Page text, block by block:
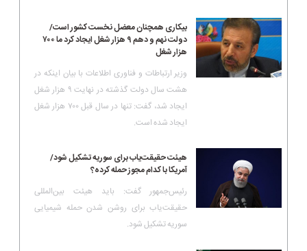
بیکاری همچنان معضل نخست کشور است/
دولت نهم و دهم ۹ هزار شغل ایجاد کرد ما ۷۰۰
هزار شغل
وزیر ارتباطات و فناوری اطلاعات با بیان اینکه در
هشت سال دولت گذشته در نهایت ۹ هزار شغل
ایجاد شد، گفت: ‌تنها در سال قبل ۷۰۰ هزار شغل
ایجاد شده است.
هیئت حقیقت‌یاب برای سوریه تشکیل شود/
آمریکا با کدام مجوز حمله کرده؟
رئیس‌جمهور گفت: باید هیئت‌ بین‌المللی
حقیقت‌یاب برای روشن شدن حمله شیمیایی
سوریه تشکیل شود.